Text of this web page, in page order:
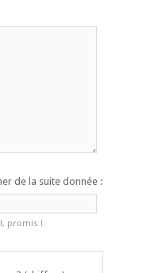
de la suite donnée :
promis !